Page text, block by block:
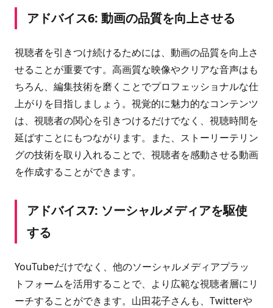
アドバイス6: 動画の品質を向上させる
視聴者を引きつけ続けるためには、動画の品質を向上さ
せることが重要です。高画質な映像やクリアな音声はも
ちろん、編集技術を磨くことでプロフェッショナルな仕
上がりを目指しましょう。視覚的に魅力的なコンテンツ
は、視聴者の関心を引きつけるだけでなく、視聴時間を
延ばすことにもつながります。また、ストーリーテリン
グの技術を取り入れることで、視聴者を感動させる動画
を作成することができます。
アドバイス7: ソーシャルメディアを駆使
する
YouTubeだけでなく、他のソーシャルメディアプラッ
トフォームを活用することで、より広範な視聴者層にリ
ーチすることができます。山田花子さんも、Twitterや